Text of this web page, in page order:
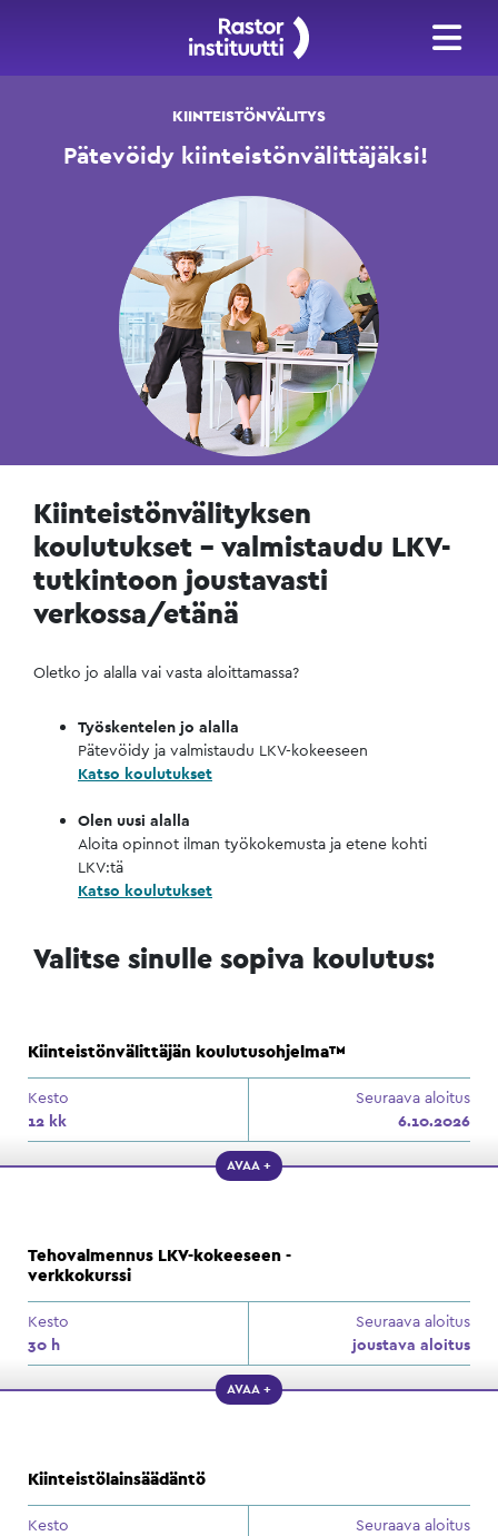
KIINTEISTÖNVÄLITYS
Pätevöidy kiinteistönvälittäjäksi!
Kiinteistönvälityksen
koulutukset – valmistaudu LKV-
tutkintoon joustavasti
verkossa/etänä
Oletko jo alalla vai vasta aloittamassa?
Työskentelen jo alalla
Pätevöidy ja valmistaudu LKV-kokeeseen
Katso koulutukset
Olen uusi alalla
Aloita opinnot ilman työkokemusta ja etene kohti
LKV:tä
Katso koulutukset
Valitse sinulle sopiva koulutus:
Kiinteistönvälittäjän koulutusohjelma™
Kesto
12 kk
Seuraava aloitus
6.10.2026
AVAA +
Tehovalmennus LKV-kokeeseen -
verkkokurssi
Kesto
30 h
Seuraava aloitus
joustava aloitus
AVAA +
Kiinteistölainsäädäntö
Kesto
Seuraava aloitus